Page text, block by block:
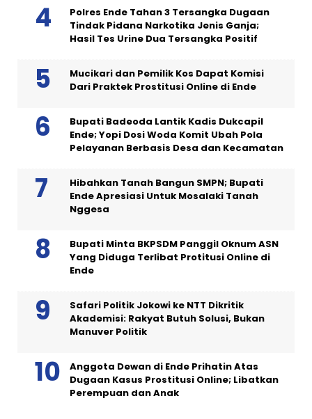
Polres Ende Tahan 3 Tersangka Dugaan
Tindak Pidana Narkotika Jenis Ganja;
Hasil Tes Urine Dua Tersangka Positif
Mucikari dan Pemilik Kos Dapat Komisi
Dari Praktek Prostitusi Online di Ende
Bupati Badeoda Lantik Kadis Dukcapil
Ende; Yopi Dosi Woda Komit Ubah Pola
Pelayanan Berbasis Desa dan Kecamatan
Hibahkan Tanah Bangun SMPN; Bupati
Ende Apresiasi Untuk Mosalaki Tanah
Nggesa
Bupati Minta BKPSDM Panggil Oknum ASN
Yang Diduga Terlibat Protitusi Online di
Ende
Safari Politik Jokowi ke NTT Dikritik
Akademisi: Rakyat Butuh Solusi, Bukan
Manuver Politik
Anggota Dewan di Ende Prihatin Atas
Dugaan Kasus Prostitusi Online; Libatkan
Perempuan dan Anak